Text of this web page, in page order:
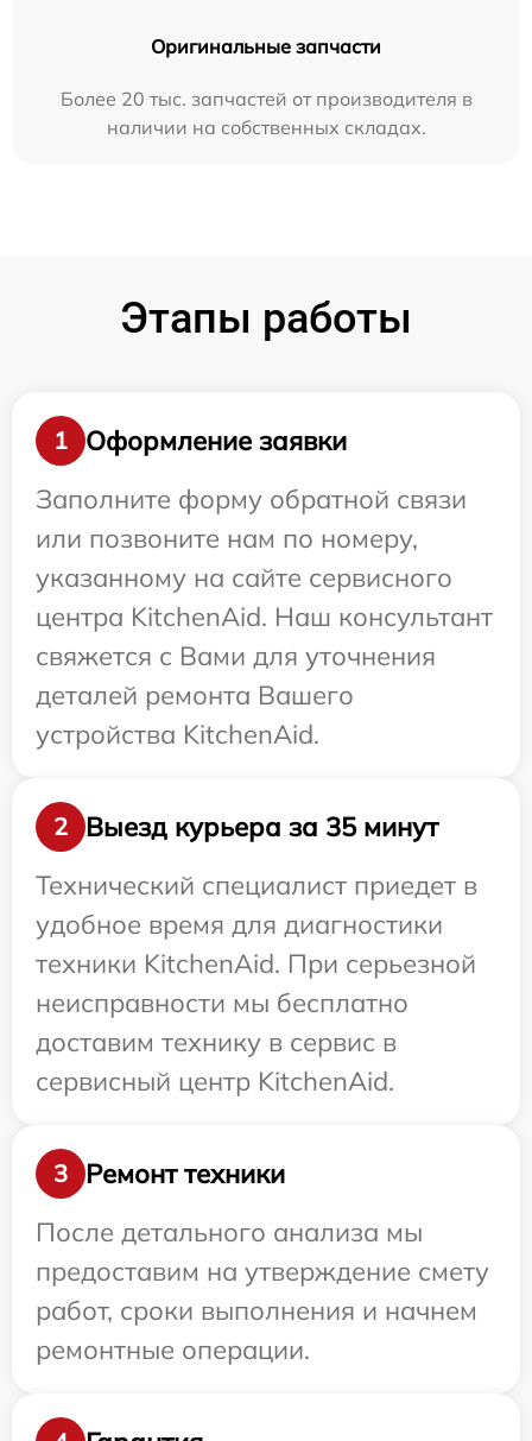
Оригинальные запчасти
Более 20 тыс. запчастей от производителя в
наличии на собственных складах.
Этапы работы
1
Оформление заявки
Заполните форму обратной связи
или позвоните нам по номеру,
указанному на сайте сервисного
центра KitchenAid. Наш консультант
свяжется с Вами для уточнения
деталей ремонта Вашего
устройства KitchenAid.
2
Выезд курьера за 35 минут
Технический специалист приедет в
удобное время для диагностики
техники KitchenAid. При серьезной
неисправности мы бесплатно
доставим технику в сервис в
сервисный центр KitchenAid.
3
Ремонт техники
После детального анализа мы
предоставим на утверждение смету
работ, сроки выполнения и начнем
ремонтные операции.